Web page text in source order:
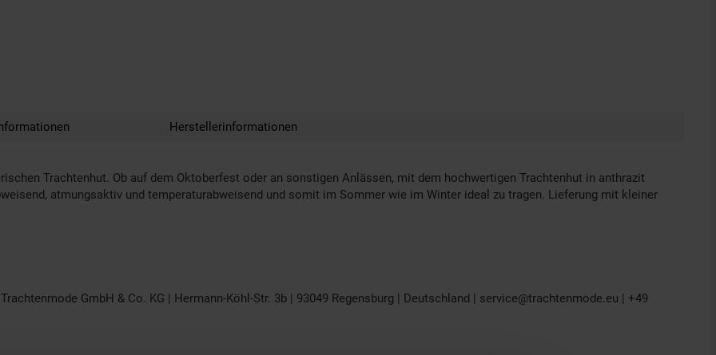
Herstellerinformationen
Trachtenhut. Ob auf dem Oktoberfest oder an sonstigen Anlässen, mit dem hochwertigen Trachtenhut in anthrazit
atmungsaktiv und temperaturabweisend und somit im Sommer wie im Winter ideal zu tragen. Lieferung mit kleiner
GmbH & Co. KG | Hermann-Köhl-Str. 3b | 93049 Regensburg | Deutschland | service@trachtenmode.eu | +49